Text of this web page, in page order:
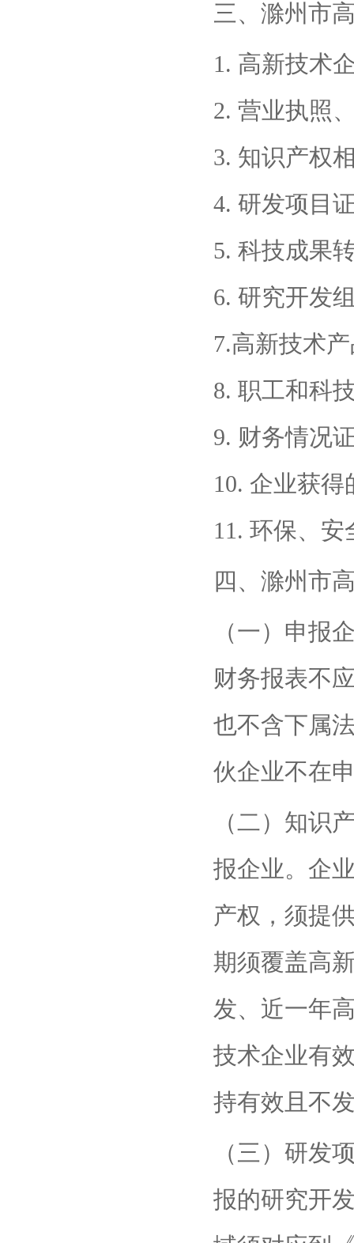
三、滁州市
1. 高新技术
2. 营业执照
3. 知识产权
4. 研发项目
5. 科技成果
6. 研究开发
7.高新技术
8. 职工和科
9. 财务情况
10. 企业获
11. 环保、
四、滁州市
（一）申报
财务报表不
也不含下属
伙企业不在
（二）知识
报企业。企
产权，须提
期须覆盖高
发、近一年
技术企业有
持有效且不
（三）研发
报的研究开